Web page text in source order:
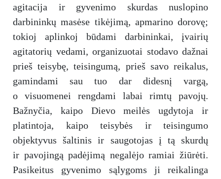
agitacija ir gyvenimo skurdas nuslopino
darbininkų masėse tikėjimą, apmarino dorovę;
tokioj aplinkoj būdami darbininkai, įvairių
agitatorių vedami, organizuotai stodavo dažnai
prieš teisybę, teisingumą, prieš savo reikalus,
gamindami sau tuo dar didesnį vargą,
o visuomenei rengdami labai rimtų pavojų.
Bažnyčia, kaipo Dievo meilės ugdytoja ir
platintoja, kaipo teisybės ir teisingumo
objektyvus šaltinis ir saugotojas į tą skurdų
ir pavojingą padėjimą negalėjo ramiai žiūrėti.
Pasikeitus gyvenimo sąlygoms ji reikalinga